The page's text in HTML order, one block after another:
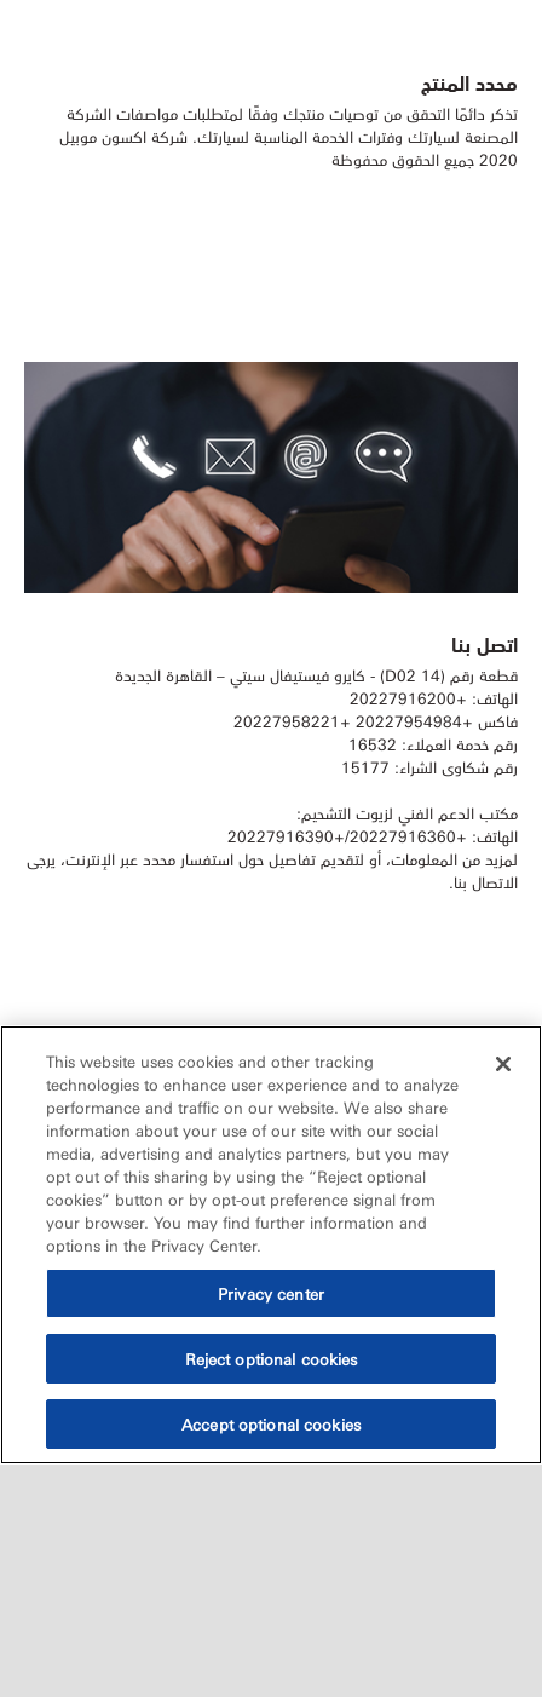
محدد المنتج
تذكر دائمًا التحقق من توصيات منتجك وفقًا لمتطلبات مواصفات الشركة
المصنعة لسيارتك وفترات الخدمة المناسبة لسيارتك. شركة اكسون موبيل
2020 جميع الحقوق محفوظة
اتصل بنا
قطعة رقم (14 D02) - كايرو فيستيفال سيتي – القاهرة الجديدة
الهاتف: +20227916200
فاكس +20227954984 +20227958221
رقم خدمة العملاء: 16532
رقم شكاوى الشراء: 15177
مكتب الدعم الفني لزيوت التشحيم:
الهاتف: +20227916360/+20227916390
لمزيد من المعلومات، أو لتقديم تفاصيل حول استفسار محدد عبر الإنترنت، يرجى
الاتصال بنا.
This website uses cookies and other tracking
technologies to enhance user experience and to analyze
performance and traffic on our website. We also share
information about your use of our site with our social
media, advertising and analytics partners, but you may
opt out of this sharing by using the “Reject optional
cookies” button or by opt-out preference signal from
your browser. You may find further information and
options in the Privacy Center.
Privacy center
Reject optional cookies
Accept optional cookies